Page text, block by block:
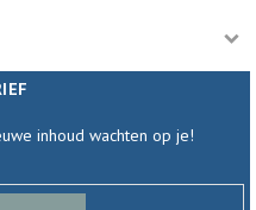
inhoud wachten op je!